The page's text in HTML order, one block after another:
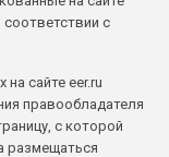
с
сайте eer.ru
правообладателя
с которой
размещаться